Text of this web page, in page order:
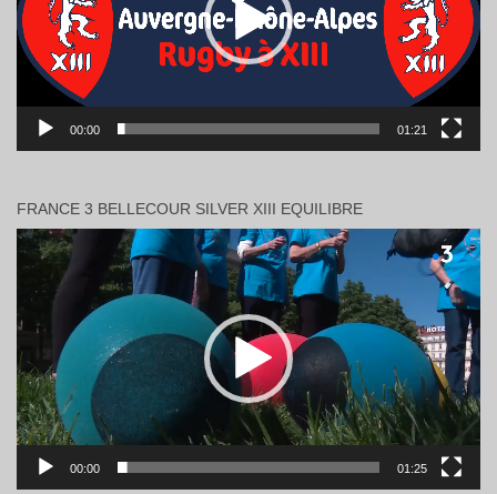
00:00 01:21
FRANCE 3 BELLECOUR SILVER XIII EQUILIBRE
Lecteur
vidéo
00:00 01:25